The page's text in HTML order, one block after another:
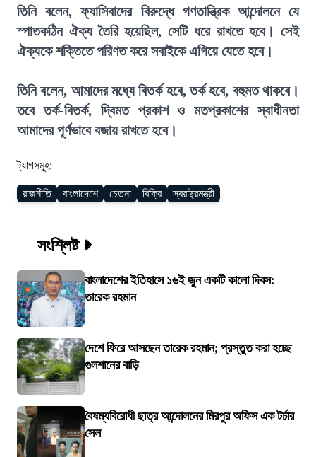
তিনি বলেন, ফ্যাসিবাদের বিরুদ্ধে গণতান্ত্রিক আন্দোলনে যে
স্পাতকঠিন ঐক্য তৈরি হয়েছিল, সেটি ধরে রাখতে হবে। সেই
ঐক্যকে শক্তিতে পরিণত করে সবাইকে এগিয়ে যেতে হবে।
তিনি বলেন, আমাদের মধ্যে বিতর্ক হবে, তর্ক হবে, বহুমত থাকবে।
তবে তর্ক-বিতর্ক, দ্বিমত প্রকাশ ও মতপ্রকাশের স্বাধীনতা
আমাদের পূর্ণভাবে বজায় রাখতে হবে।
ট্যাগসমূহ:
রাজনীতি বাংলাদেশে চেতনা বিক্রি স্বরাষ্ট্রমন্ত্রী
সংশ্লিষ্ট
বাংলাদেশের ইতিহাসে ১৬ই জুন একটি কালো দিবস:
তারেক রহমান
দেশে ফিরে আসছেন তারেক রহমান; প্রস্তুত করা হচ্ছে
গুলশানের বাড়ি
বৈষম্যবিরোধী ছাত্র আন্দোলনের মিরপুর অফিস এক টর্চার
সেল